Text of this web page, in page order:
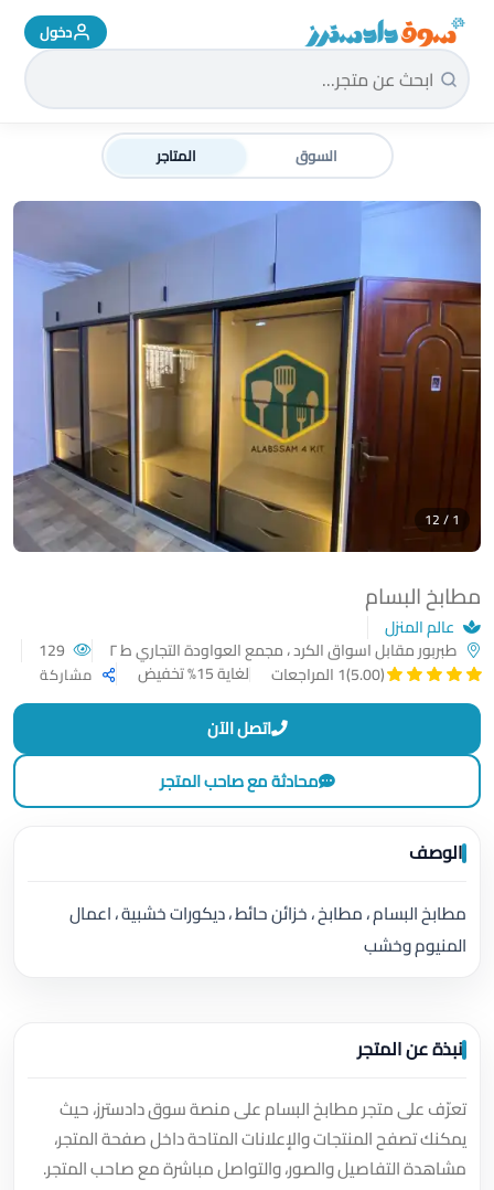
سوق دادسترز الرئيسية دخول
السوق المتاجر
مطابخ البسام
عالم المنزل
طبربور مقابل اسواق الكرد ، مجمع العواودة التجاري ط ٢
(5.00)
1 المراجعات لغاية 15% تخفيض مشاركة
1 / 12
اتصل الآن
محادثة مع صاحب المتجر
الوصف
مطابخ البسام ، مطابخ ، خزائن حائط ، ديكورات خشبية ، اعمال
المنيوم وخشب
نبذة عن المتجر
تعرّف على متجر مطابخ البسام على منصة سوق دادسترز، حيث
يمكنك تصفح المنتجات والإعلانات المتاحة داخل صفحة المتجر،
مشاهدة التفاصيل والصور، والتواصل مباشرة مع صاحب المتجر.